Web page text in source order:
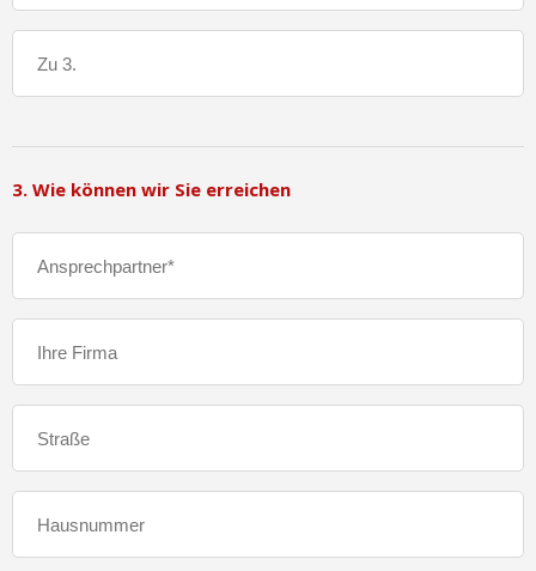
3. Wie können wir Sie erreichen